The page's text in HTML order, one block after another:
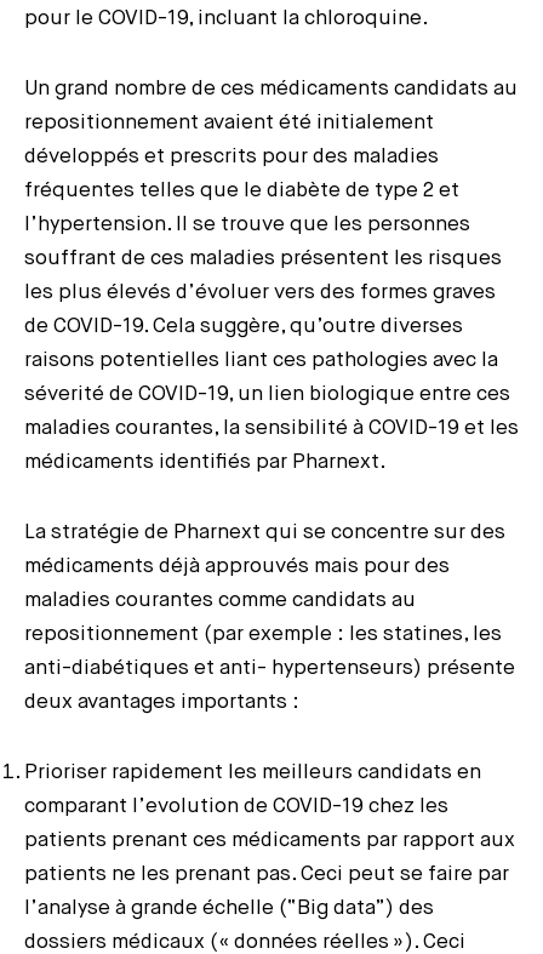
pour le COVID-19, incluant la chloroquine.
Un grand nombre de ces médicaments candidats au
repositionnement avaient été initialement
développés et prescrits pour des maladies
fréquentes telles que le diabète de type 2 et
l’hypertension. Il se trouve que les personnes
souffrant de ces maladies présentent les risques
les plus élevés d’évoluer vers des formes graves
de COVID-19. Cela suggère, qu’outre diverses
raisons potentielles liant ces pathologies avec la
séverité de COVID-19, un lien biologique entre ces
maladies courantes, la sensibilité à COVID-19 et les
médicaments identifiés par Pharnext.
La stratégie de Pharnext qui se concentre sur des
médicaments déjà approuvés mais pour des
maladies courantes comme candidats au
repositionnement (par exemple : les statines, les
anti-diabétiques et anti- hypertenseurs) présente
deux avantages importants :
Prioriser rapidement les meilleurs candidats en
comparant l’evolution de COVID-19 chez les
patients prenant ces médicaments par rapport aux
patients ne les prenant pas. Ceci peut se faire par
l’analyse à grande échelle (“Big data”) des
dossiers médicaux (« données réelles »). Ceci